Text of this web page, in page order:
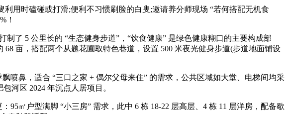
时磕碰或打滑;便利不习惯刷脸的白叟;邀请养分师现场 “若何搭配无机食
！
了 5 公里长的 “生态健身步道”，“饮食健康” 是绿色健康糊口的主要构成部
亩，搭配两个从题花圃取特色巷道，设置 500 米夜光健身步道(步道地面铺设
鼻，适合 “三口之家 + 偶尔父母来住” 的需求，公共区域如大堂、电梯间均采
河区 2024 年沉点人居项目。
㎡户型满脚 “小三房” 需求，此中 6 栋 18-22 层高层、4 栋 11 层洋房，配备歇